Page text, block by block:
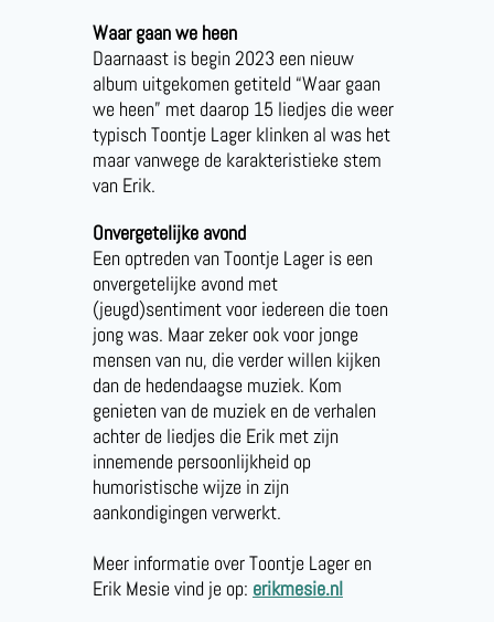
Waar gaan we heen
Daarnaast is begin 2023 een nieuw
album uitgekomen getiteld “Waar gaan
we heen” met daarop 15 liedjes die weer
typisch Toontje Lager klinken al was het
maar vanwege de karakteristieke stem
van Erik.
Onvergetelijke avond
Een optreden van Toontje Lager is een
onvergetelijke avond met
(jeugd)sentiment voor iedereen die toen
jong was. Maar zeker ook voor jonge
mensen van nu, die verder willen kijken
dan de hedendaagse muziek. Kom
genieten van de muziek en de verhalen
achter de liedjes die Erik met zijn
innemende persoonlijkheid op
humoristische wijze in zijn
aankondigingen verwerkt.
Meer informatie over Toontje Lager en
Erik Mesie vind je op: erikmesie.nl